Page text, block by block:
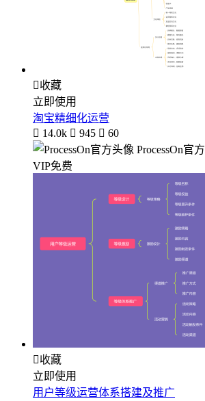
收藏
立即使用
淘宝精细化运营
 14.0k  945  60
ProcessOn官方
VIP免费
收藏
立即使用
用户等级运营体系搭建及推广